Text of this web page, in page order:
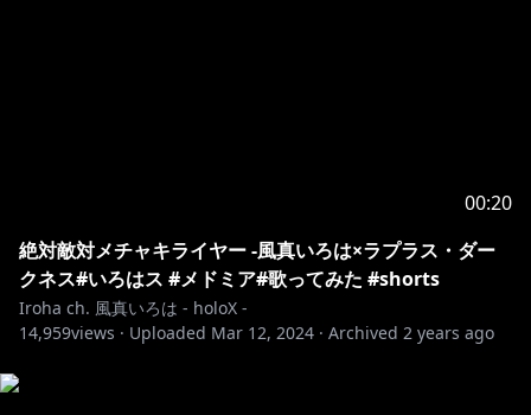
00:20
絶対敵対メチャキライヤー -風真いろは×ラプラス・ダー
クネス#いろはス #メドミア#歌ってみた #shorts
Iroha ch. 風真いろは - holoX -
14,959views · Uploaded Mar 12, 2024 · Archived 2 years ago